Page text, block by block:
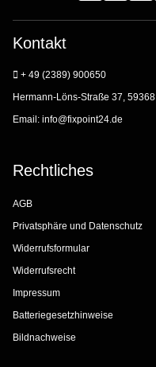
Kontakt
+ 49 (2389) 900650
Hermann-Löns-Straße 37,
Email: info@fixpoint24.de
Rechtliches
AGB
Privatsphäre und Datenschutz
Widerrufsformular
Widerrufsrecht
Impressum
Batteriegesetzhinweise
Bildnachweise